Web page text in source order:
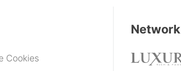
Cookies
Network